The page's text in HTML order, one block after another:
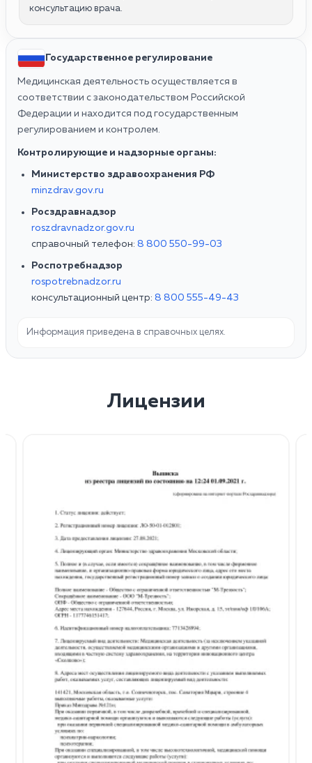
консультацию врача.
Государственное регулирование
Медицинская деятельность осуществляется в
соответствии с законодательством Российской
Федерации и находится под государственным
регулированием и контролем.
Контролирующие и надзорные органы:
Министерство здравоохранения РФ
minzdrav.gov.ru
Росздравнадзор
roszdravnadzor.gov.ru
справочный телефон: 8 800 550-99-03
Роспотребнадзор
rospotrebnadzor.ru
консультационный центр: 8 800 555-49-43
Информация приведена в справочных целях.
Лицензии